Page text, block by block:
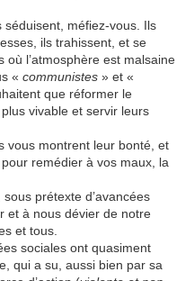
méfiez-vous. Ils
ils trahissent, et se
l’atmosphère est malsaine
« communistes » et «
que réformer le
vivable et servir leurs
vous montrent leur bonté, et
remédier à vos maux, la
prétexte d’avancées
et à nous dévier de notre
et tous.
sociales ont quasiment
qui a su, aussi bien par sa